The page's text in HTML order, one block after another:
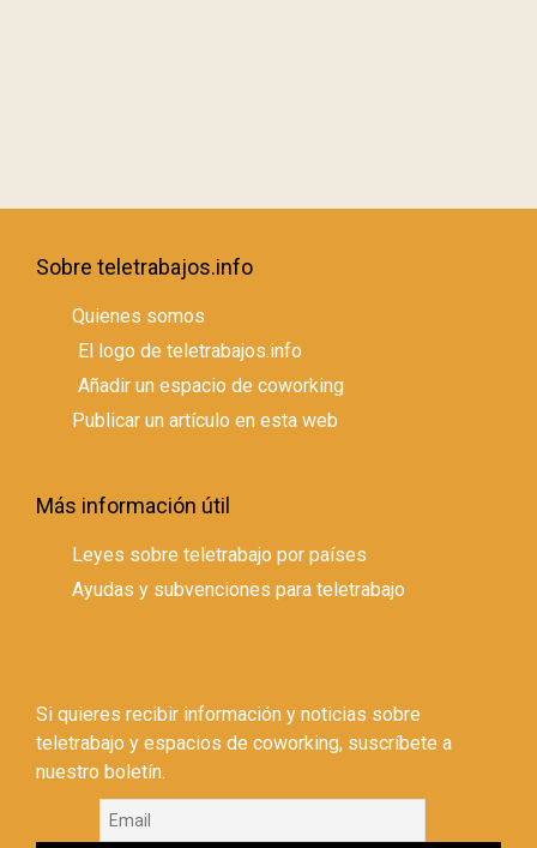
Sobre teletrabajos.info
Quienes somos
El logo de teletrabajos.info
Añadir un espacio de coworking
Publicar un artículo en esta web
Más información útil
Leyes sobre teletrabajo por países
Ayudas y subvenciones para teletrabajo
Si quieres recibir información y noticias sobre
teletrabajo y espacios de coworking, suscríbete a
nuestro boletín.